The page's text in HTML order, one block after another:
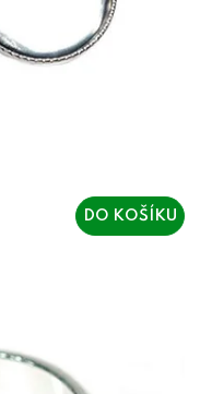
DO KOŠÍKU